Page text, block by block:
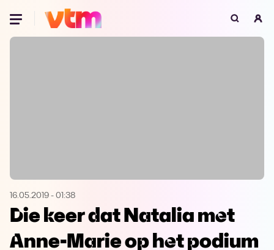
Oeps, browser niet ondersteund
Microsoft Edge Download
Opera Download
16.05.2019 - 01:38
Die keer dat Natalia met
Anne-Marie op het podium